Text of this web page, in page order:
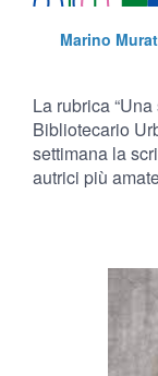
Marino
La rubrica
Bibliotecario
settimana la
autrici più